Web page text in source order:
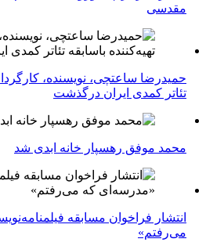
مقدسی
حمیدرضا ساعتچی، نویسنده،
تئاتر کمدی ایران درگذشت
محمد موفق رهسپار خانه ابدی شد
انتشار فراخوان مسابقه
می‌رفتم»